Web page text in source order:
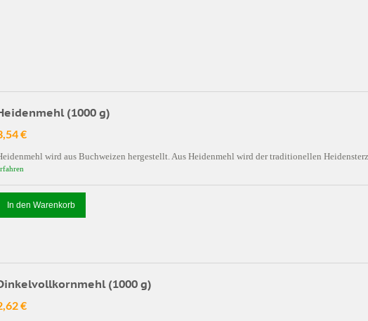
(1000 g)
€
wird aus Buchweizen hergestellt. Aus Heidenmehl wird der traditionellen
In den Warenkorb
(1000 g)
€